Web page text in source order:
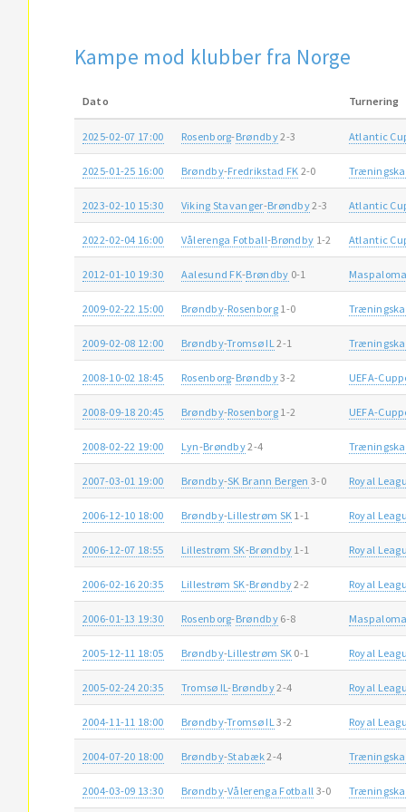
Kampe mod klubber fra Norge
Dato Turnering
2025-02-07 17:00 Rosenborg-Brøndby2-3 Atlantic
2025-01-25 16:00 Brøndby-Fredrikstad FK 2-0
2023-02-10 15:30 Viking Stavanger-Brøndby2-3 Atlantic
2022-02-04 16:00 Vålerenga Fotball-Brøndby 1-2 Atlantic
2012-01-10 19:30 Aalesund FK-Brøndby 0-1
2009-02-22 15:00 Brøndby-Rosenborg1-0
2009-02-08 12:00 Brøndby-Tromsø IL2-1
2008-10-02 18:45 Rosenborg-Brøndby3-2 UEFA-
2008-09-18 20:45 Brøndby-Rosenborg1-2 UEFA-
2008-02-22 19:00 Lyn-Brøndby2-4
2007-03-01 19:00 Brøndby-SK Brann Bergen 3-0 Royal
2006-12-10 18:00 Brøndby-Lillestrøm SK 1-1 Royal
2006-12-07 18:55 Lillestrøm SK-Brøndby 1-1 Royal
2006-02-16 20:35 Lillestrøm SK-Brøndby2-2 Royal
2006-01-13 19:30 Rosenborg-Brøndby6-8
2005-12-11 18:05 Brøndby-Lillestrøm SK 0-1 Royal
2005-02-24 20:35 Tromsø IL-Brøndby2-4 Royal
2004-11-11 18:00 Brøndby-Tromsø IL3-2 Royal
2004-07-20 18:00 Brøndby-Stabæk2-4
2004-03-09 13:30 Brøndby-Vålerenga Fotball 3-0